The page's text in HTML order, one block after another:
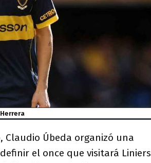
Úbeda organizó una
el once que visitará Liniers